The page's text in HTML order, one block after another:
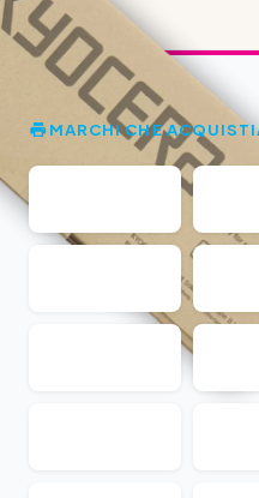
MARCHI CHE